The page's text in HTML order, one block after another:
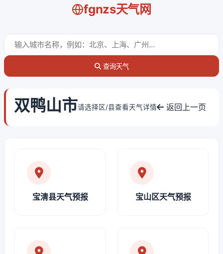
fgnzs天气网
查询天气
双鸭山市请选择区/县查看天气详情 返回上一页
宝清县天气预报 宝山区天气预报